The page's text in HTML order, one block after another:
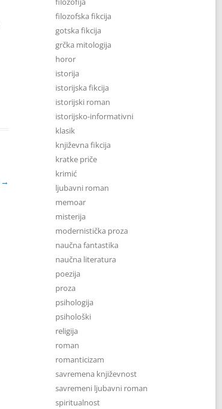
→
filozofska fikcija
gotska fikcija
grčka mitologija
horor
istorija
istorijska fikcija
istorijski roman
istorijsko-informativni
klasik
književna fikcija
kratke priče
krimić
ljubavni roman
memoar
misterija
modernistička proza
naučna fantastika
naučna literatura
poezija
proza
psihologija
psihološki
religija
roman
romanticizam
savremena književnost
savremeni ljubavni roman
spiritualnost